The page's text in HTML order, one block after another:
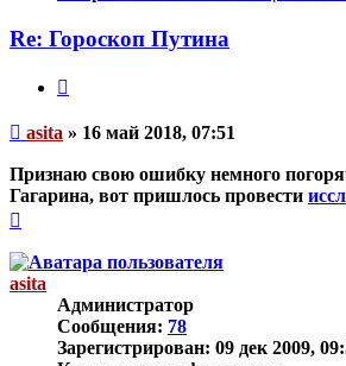
пользователя
Re: Гороскоп Путина
Непрочитанное
asita » 16 май 2018, 07:51
Признаю свою ошибку немного
Гагарина, вот пришлось провести
началу
asita
Администратор
Сообщения: 78
Зарегистрирован: 09 дек 2009,